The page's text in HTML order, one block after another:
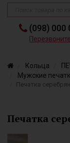
(098) 000
Кольца
Мужские
Печатка
Печатка